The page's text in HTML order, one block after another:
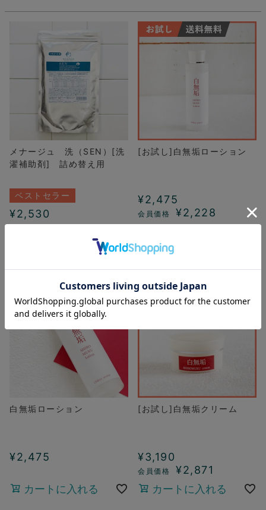
メナージュ 洗（SEN）[洗
濯補助剤] 詰め替え用
ベストセラー
¥2,530
カートに入れる
[お試し]白無垢ローション
¥2,475
¥2,228
白無垢ローション
¥2,475
カートに入れる
[お試し]白無垢クリーム
¥3,190
¥2,871
カートに入れる